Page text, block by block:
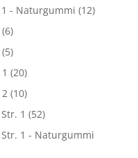
1 - Naturgummi (12)
(6)
(5)
(20)
(10)
1 (52)
Str. 1 - Naturgummi